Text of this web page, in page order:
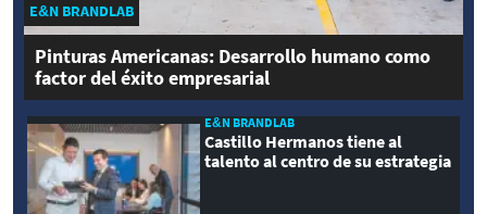
E&N BRANDLAB
Pinturas Americanas: Desarrollo humano como
factor del éxito empresarial
E&N BRANDLAB
Castillo Hermanos tiene al
talento al centro de su estrategia